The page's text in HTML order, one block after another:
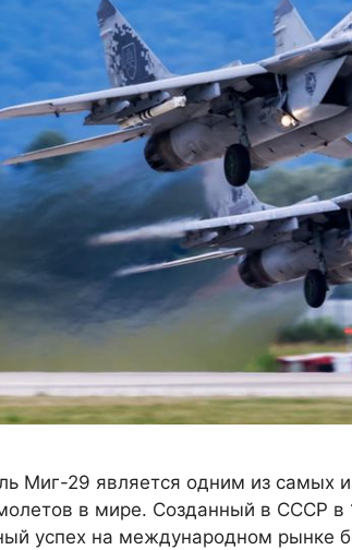
Миг-29 является одним из самых
в мире. Созданный в СССР в
успех на международном рынке